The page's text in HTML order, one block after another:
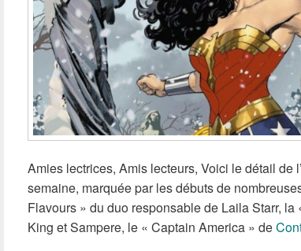
Amies lectrices, Amis lecteurs, Voici le détail de
semaine, marquée par les débuts de
Flavours » du duo responsable de Laila Starr, la
King et Sampere, le « Captain America » de